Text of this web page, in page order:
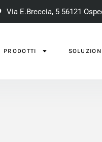
Via E.Breccia, 5 56121
PRODOTTI